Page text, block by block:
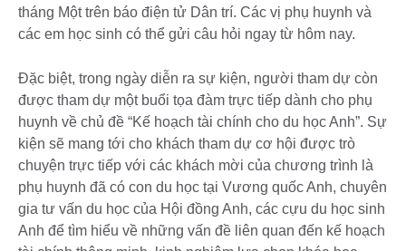
tháng Một trên báo điện tử Dân trí. Các vị phụ huynh và
các em học sinh có thể gửi câu hỏi ngay từ hôm nay.
Đặc biệt, trong ngày diễn ra sự kiện, người tham dự còn
được tham dự một buổi tọa đàm trực tiếp dành cho phụ
huynh về chủ đề “Kế hoạch tài chính cho du học Anh”. Sự
kiện sẽ mang tới cho khách tham dự cơ hội được trò
chuyện trực tiếp với các khách mời của chương trình là
phụ huynh đã có con du học tại Vương quốc Anh, chuyên
gia tư vấn du học của Hội đồng Anh, các cựu du học sinh
Anh để tìm hiểu về những vấn đề liên quan đến kế hoạch